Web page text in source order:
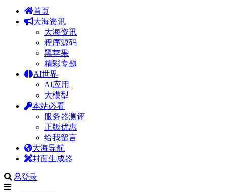
首页
大海资讯
大海资讯
程序源码
黑苹果
精彩专题
AI世界
AI应用
大模型
本站必看
服务器测评
正版优惠
给我留言
大海导航
封面生成器
登录